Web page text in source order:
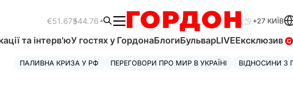
€51.67$44.76 +27 КИЇВ
та інтерв'юУ гостях у ГордонаБлогиБульварLIVEЕксклюзив
ПАЛИВНА КРИЗА У РФ ПЕРЕГОВОРИ ПРО МИР В УКРАЇНІ ВІДНОСИНИ З